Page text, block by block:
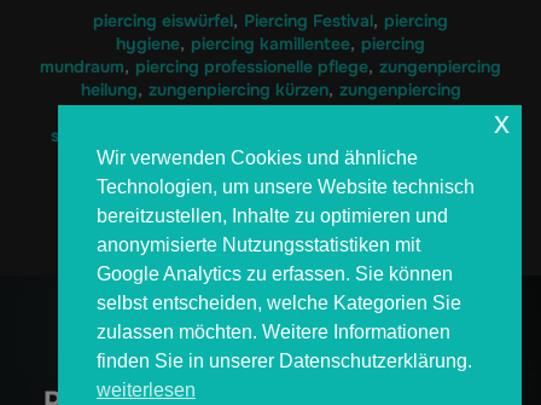
piercing eiswürfel, Piercing Festival, piercing
hygiene, piercing kamillentee, piercing
mundraum, piercing professionelle pflege, zungenpiercing
heilung, zungenpiercing kürzen, zungenpiercing
schwellung
tipps
Beitragsnavigation
Previous
Previous
Wir verwenden Cookies und ähnliche
Technologien, um unsere Website technisch
bereitzustellen, Inhalte zu optimieren und
anonymisierte Nutzungsstatistiken mit
Google Analytics zu erfassen. Sie können
selbst entscheiden, welche Kategorien Sie
zulassen möchten. Weitere Informationen
finden Sie in unserer Datenschutzerklärung.
weiterlesen
x